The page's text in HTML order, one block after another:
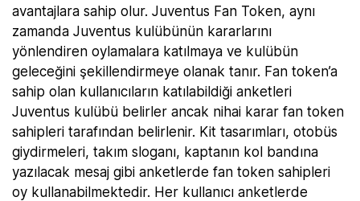
avantajlara sahip olur. Juventus Fan Token, aynı
zamanda Juventus kulübünün kararlarını
yönlendiren oylamalara katılmaya ve kulübün
geleceğini şekillendirmeye olanak tanır. Fan token’a
sahip olan kullanıcıların katılabildiği anketleri
Juventus kulübü belirler ancak nihai karar fan token
sahipleri tarafından belirlenir. Kit tasarımları, otobüs
giydirmeleri, takım sloganı, kaptanın kol bandına
yazılacak mesaj gibi anketlerde fan token sahipleri
oy kullanabilmektedir. Her kullanıcı anketlerde